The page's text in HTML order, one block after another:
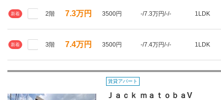
新着 2階 7.3万円 3500円 -/7.3万円/-/- 1LDK
新着 3階 7.4万円 3500円 -/7.4万円/-/- 1LDK
賃貸アパート
Ｊａｃｋ ｍａｔｏｂａV